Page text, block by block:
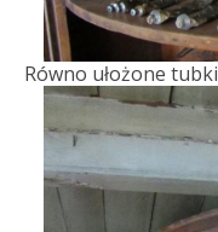
Równo ułożone tubki